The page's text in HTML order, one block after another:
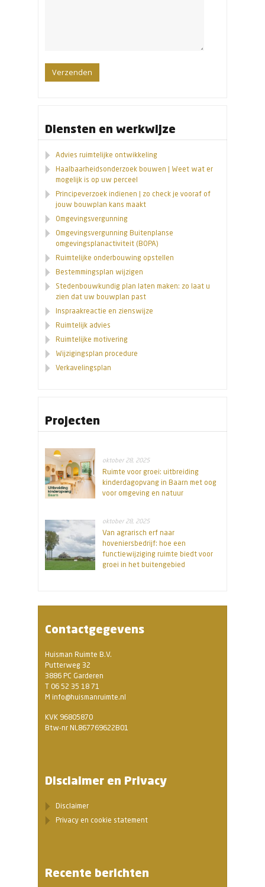
Diensten en werkwijze
Advies ruimtelijke ontwikkeling
Haalbaarheidsonderzoek bouwen | Weet wat er
mogelijk is op uw perceel
Principeverzoek indienen | zo check je vooraf of
jouw bouwplan kans maakt
Omgevingsvergunning
Omgevingsvergunning Buitenplanse
omgevingsplanactiviteit (BOPA)
Ruimtelijke onderbouwing opstellen
Bestemmingsplan wijzigen
Stedenbouwkundig plan laten maken: zo laat u
zien dat uw bouwplan past
Inspraakreactie en zienswijze
Ruimtelijk advies
Ruimtelijke motivering
Wijzigingsplan procedure
Verkavelingsplan
Projecten
oktober 28, 2025
Ruimte voor groei: uitbreiding
kinderdagopvang in Baarn met oog
voor omgeving en natuur
oktober 28, 2025
Van agrarisch erf naar
hoveniersbedrijf: hoe een
functiewijziging ruimte biedt voor
groei in het buitengebied
Contactgegevens
Huisman Ruimte B.V.
Putterweg 32
3886 PC Garderen
T 06 52 35 18 71
M info@huismanruimte.nl
KVK 96805870
Btw-nr NL867769622B01
Disclaimer en Privacy
Disclaimer
Privacy en cookie statement
Recente berichten